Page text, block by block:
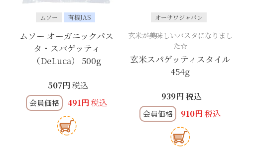
ムソー 有機JAS
ムソー オーガニックパス
タ・スパゲッティ
（DeLuca） 500g
507 税込
会員価格 491 税込
オーサワジャパン
玄米が美味しいパスタになりまし
た☆
玄米スパゲッティスタイル
454g
939 税込
会員価格 910 税込